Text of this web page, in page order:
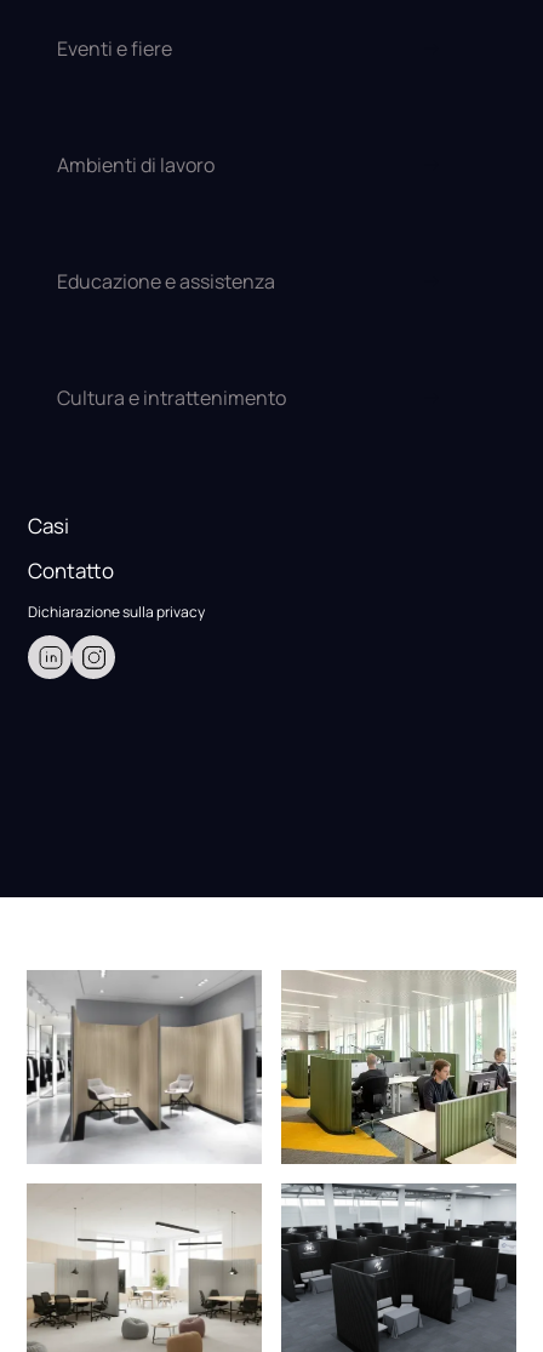
Eventi e fiere
Ambienti di lavoro
Educazione e assistenza
Cultura e intrattenimento
Casi
Contatto
Dichiarazione sulla privacy